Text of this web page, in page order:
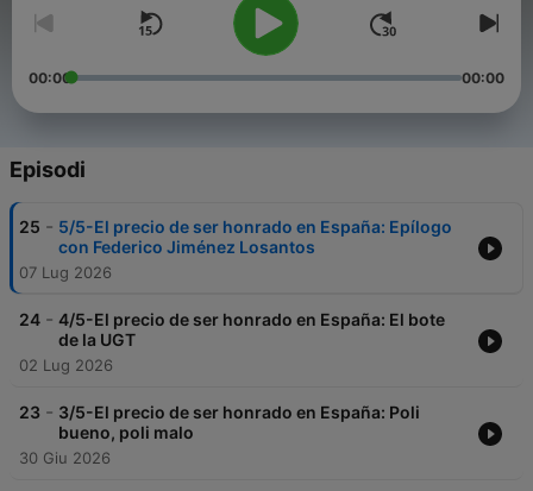
00:00 00:00
Episodi
25 - 5/5-El precio de ser honrado en España: Epílogo
con Federico Jiménez Losantos
07 Lug 2026
24 - 4/5-El precio de ser honrado en España: El bote
de la UGT
02 Lug 2026
23 - 3/5-El precio de ser honrado en España: Poli
bueno, poli malo
30 Giu 2026